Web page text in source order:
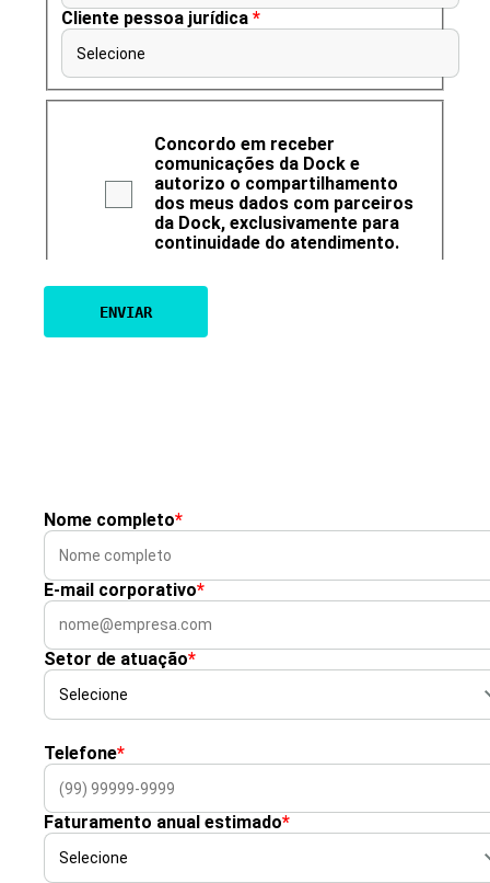
Cliente pessoa jurídica *
Selecione
Concordo em receber
comunicações da Dock e
autorizo o compartilhamento
dos meus dados com parceiros
da Dock, exclusivamente para
continuidade do atendimento.
Nome completo*
E-mail corporativo*
Setor de atuação*
Telefone*
Faturamento anual estimado*